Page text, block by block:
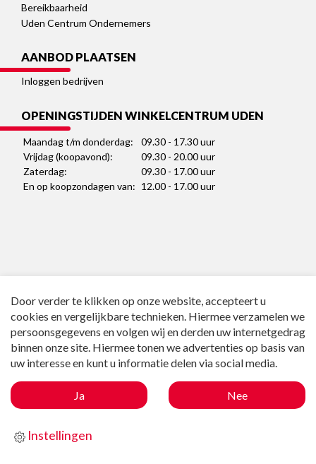
Bereikbaarheid
Uden Centrum Ondernemers
AANBOD PLAATSEN
Inloggen bedrijven
OPENINGSTIJDEN WINKELCENTRUM UDEN
Maandag t/m donderdag:
09.30 - 17.30 uur
Vrijdag (koopavond):
09.30 - 20.00 uur
Zaterdag:
09.30 - 17.00 uur
En op koopzondagen van: 12.00 - 17.00 uur
Sitemap
Voorwaarden winactie
Privacy & cookie statement
Door verder te klikken op onze website, accepteert u
cookies en vergelijkbare technieken. Hiermee verzamelen we
persoonsgegevens en volgen wij en derden uw internetgedrag
binnen onze site. Hiermee tonen we advertenties op basis van
uw interesse en kunt u informatie delen via social media.
Ja Nee
Instellingen